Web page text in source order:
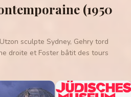
(1950
sculpte Sydney, Gehry tord
droite et Foster bâtit des tours